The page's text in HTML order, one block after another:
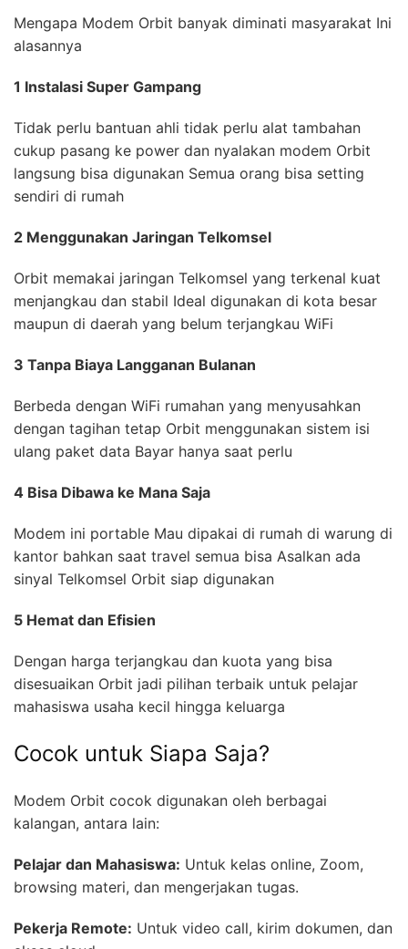
Mengapa Modem Orbit banyak diminati masyarakat Ini
alasannya
1 Instalasi Super Gampang
Tidak perlu bantuan ahli tidak perlu alat tambahan
cukup pasang ke power dan nyalakan modem Orbit
langsung bisa digunakan Semua orang bisa setting
sendiri di rumah
2 Menggunakan Jaringan Telkomsel
Orbit memakai jaringan Telkomsel yang terkenal kuat
menjangkau dan stabil Ideal digunakan di kota besar
maupun di daerah yang belum terjangkau WiFi
3 Tanpa Biaya Langganan Bulanan
Berbeda dengan WiFi rumahan yang menyusahkan
dengan tagihan tetap Orbit menggunakan sistem isi
ulang paket data Bayar hanya saat perlu
4 Bisa Dibawa ke Mana Saja
Modem ini portable Mau dipakai di rumah di warung di
kantor bahkan saat travel semua bisa Asalkan ada
sinyal Telkomsel Orbit siap digunakan
5 Hemat dan Efisien
Dengan harga terjangkau dan kuota yang bisa
disesuaikan Orbit jadi pilihan terbaik untuk pelajar
mahasiswa usaha kecil hingga keluarga
Cocok untuk Siapa Saja?
Modem Orbit cocok digunakan oleh berbagai
kalangan, antara lain:
Pelajar dan Mahasiswa: Untuk kelas online, Zoom,
browsing materi, dan mengerjakan tugas.
Pekerja Remote: Untuk video call, kirim dokumen, dan